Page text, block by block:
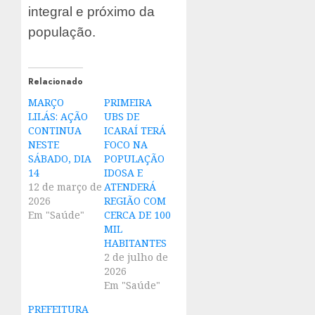
integral e próximo da
população.
Relacionado
MARÇO
LILÁS: AÇÃO
CONTINUA
NESTE
SÁBADO, DIA
14
12 de março de
2026
Em "Saúde"
PRIMEIRA
UBS DE
ICARAÍ TERÁ
FOCO NA
POPULAÇÃO
IDOSA E
ATENDERÁ
REGIÃO COM
CERCA DE 100
MIL
HABITANTES
2 de julho de
2026
Em "Saúde"
PREFEITURA